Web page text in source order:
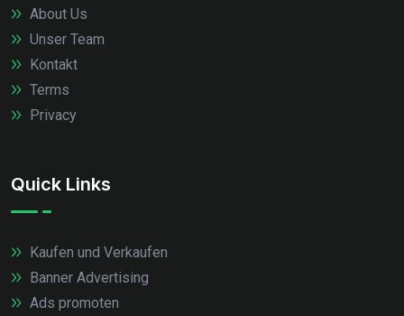
About Us
Unser Team
Kontakt
Terms
Privacy
Quick Links
Kaufen und Verkaufen
Banner Advertising
Ads promoten